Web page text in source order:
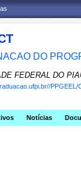
DO
FEDERAL DO
PPGEEL/
Notícias